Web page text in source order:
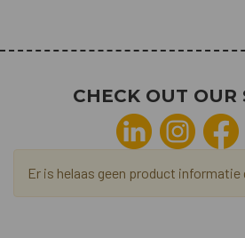
CHECK OUT OUR
Er is helaas geen product informatie